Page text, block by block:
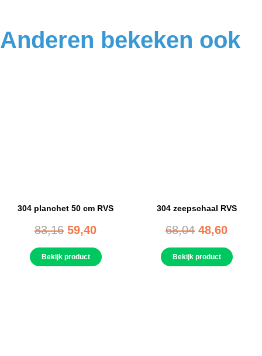
Anderen bekeken ook
304 planchet 50 cm RVS
83,16 59,40
Bekijk product
304 zeepschaal RVS
68,04 48,60
Bekijk product